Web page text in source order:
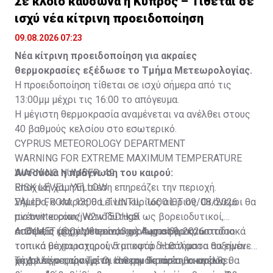
ισχύ νέα κίτρινη προειδοποίηση
09.08.2026 07:23
Νέα κίτρινη προειδοποίηση για ακραίες
θερμοκρασίες εξέδωσε το Τμήμα Μετεωρολογίας.
Η προειδοποίηση τίθεται σε ισχύ σήμερα από τις
13:00μμ μέχρι τις 16:00 το απόγευμα.
Η μέγιστη θερμοκρασία αναμένεται να ανέλθει στους
40 βαθμούς κελσίου στο εσωτερικό.
CYPRUS METEOROLOGY DEPARTMENT
WARNING FOR EXTREME MAXIMUM TEMPERATURE
WARNING NUMBER: 49
RISK LEVEL: YELLOW
VALID FROM: 1300 L.T UNTIL: 1600 L.T 09/08/2026
pic.twitter.com/jW2wT5DHg8
— CYMET (@CyMeteorology)August 9, 2026
Αυτούσια η πρόγνωση του καιρού:
Εποχική χαμηλή πίεση επηρεάζει την περιοχή.
Σήμερα, ο καιρός θα είναι κυρίως αίθριος. Οι άνεμοι θα
πνέουν κυρίως νοτιοδυτικοί ως βορειοδυτικοί,
ασθενείς μέχρι μέτριοι, 3 με 4 μποφόρ και σταδιακά
τοπικά μέχρι ισχυροί, 5 μποφόρ. Η θάλασσα θα είναι
μέχρι λίγο ταραγμένη. Η θερμοκρασία θα ανέλθει
Απόψε, ο καιρός θα είναι κυρίως αίθριος, ωστόσο
τοπικά θα παρατηρούνται κατά διαστήματα αυξημένες
χαμηλές νεφώσεις. Οι άνεμοι θα πνέουν κυρίως
Τη Δευτέρα, την Τρίτη και την Τετάρτη, ο καιρός θα